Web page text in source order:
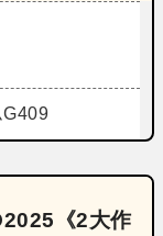
G409
《2大作